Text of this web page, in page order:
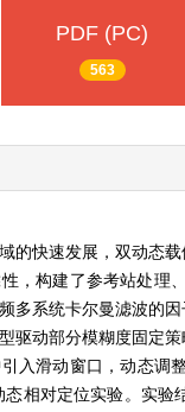
PDF (PC)
563
的快速发展，双动态
，构建了参考站处理
多系统卡尔曼滤波的
驱动部分模糊度固定
入滑动窗口，动态调
相对定位实验。实验